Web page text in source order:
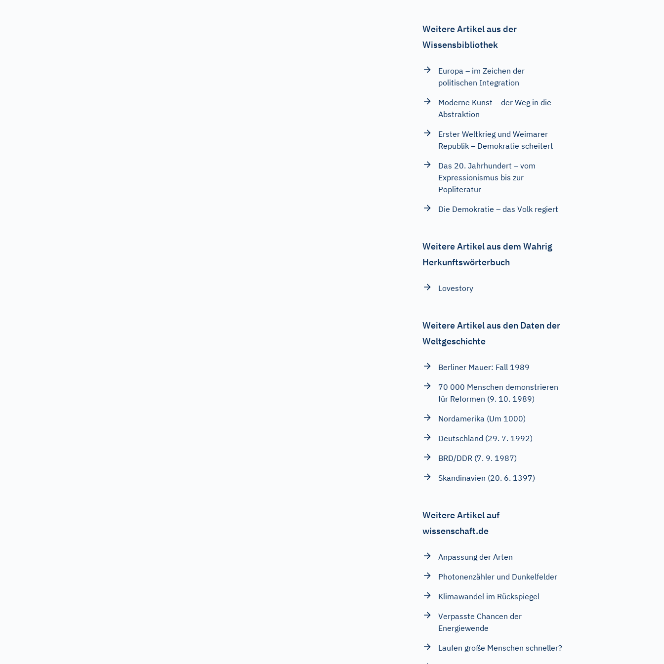
Weitere Artikel aus der
Wissensbibliothek
Europa – im Zeichen der
politischen Integration
Moderne Kunst – der Weg in die
Abstraktion
Erster Weltkrieg und Weimarer
Republik – Demokratie scheitert
Das 20. Jahrhundert – vom
Expressionismus bis zur
Popliteratur
Die Demokratie – das Volk regiert
Weitere Artikel aus dem Wahrig
Herkunftswörterbuch
Lovestory
Weitere Artikel aus den Daten der
Weltgeschichte
Berliner Mauer: Fall 1989
70 000 Menschen demonstrieren
für Reformen (9. 10. 1989)
Nordamerika (Um 1000)
Deutschland (29. 7. 1992)
BRD/DDR (7. 9. 1987)
Skandinavien (20. 6. 1397)
Weitere Artikel auf
wissenschaft.de
Anpassung der Arten
Photonenzähler und Dunkelfelder
Klimawandel im Rückspiegel
Verpasste Chancen der
Energiewende
Laufen große Menschen schneller?